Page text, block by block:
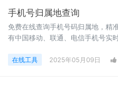
手机号归属地查询
免费在线查询手机号码归属地，精
有中国移动、联通、电信手机号实
在线工具 2025年05月09日